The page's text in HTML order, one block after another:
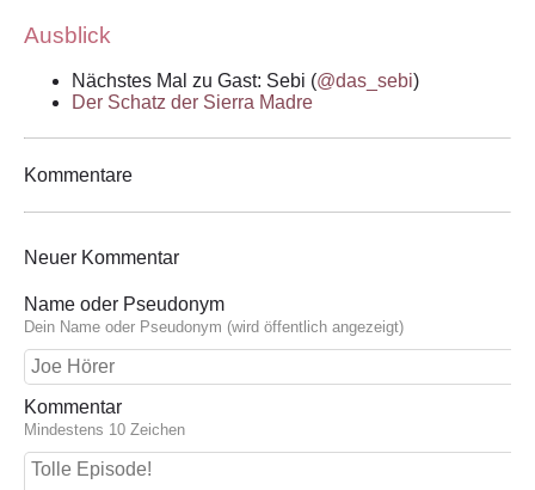
Ausblick
Nächstes Mal zu Gast: Sebi (@das_sebi)
Der Schatz der Sierra Madre
Kommentare
Neuer Kommentar
Name oder Pseudonym
Dein Name oder Pseudonym (wird öffentlich angezeigt)
Kommentar
Mindestens 10 Zeichen